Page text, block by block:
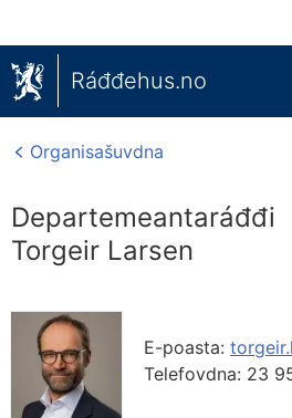
Ráđđehus.no
Organisašuvdna
Departemeantaráđđi
Torgeir Larsen
E-poasta:
Telefovdna: 23